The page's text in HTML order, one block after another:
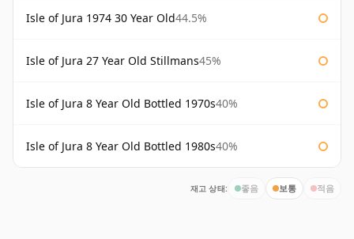
Isle of Jura 1974 30 Year Old44.5%
Isle of Jura 27 Year Old Stillmans45%
Isle of Jura 8 Year Old Bottled 1970s40%
Isle of Jura 8 Year Old Bottled 1980s40%
재고 상태: 좋음 보통 적음